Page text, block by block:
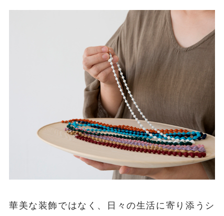
華美な装飾ではなく、日々の生活に寄り添うシ